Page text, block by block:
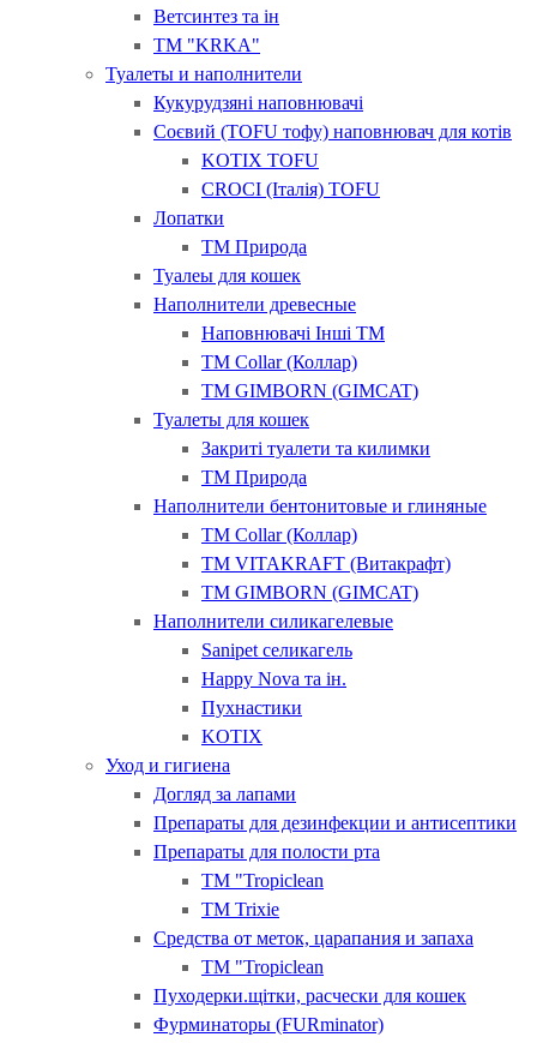
Ветсинтез та ін
ТМ "KRKA"
Туалеты и наполнители
Кукурудзяні наповнювачі
Соєвий (TOFU тофу) наповнювач для котів
KOTIX TOFU
CROCI (Італія) ТOFU
Лопатки
ТМ Природа
Туалеы для кошек
Наполнители древесные
Наповнювачі Інші ТМ
ТМ Collar (Коллар)
ТМ GIMBORN (GIMCAT)
Туалеты для кошек
Закриті туалети та килимки
ТМ Природа
Наполнители бентонитовые и глиняные
ТМ Collar (Коллар)
ТМ VITAKRAFT (Витакрафт)
ТМ GIMBORN (GIMCAT)
Наполнители силикагелевые
Sanipet селикагель
Happy Nova та ін.
Пухнастики
KOTIX
Уход и гигиена
Догляд за лапами
Препараты для дезинфекции и антисептики
Препараты для полости рта
ТМ "Tropiclean
ТМ Trixie
Средства от меток, царапания и запаха
ТМ "Tropiclean
Пуходерки.щітки, расчески для кошек
Фурминаторы (FURminator)